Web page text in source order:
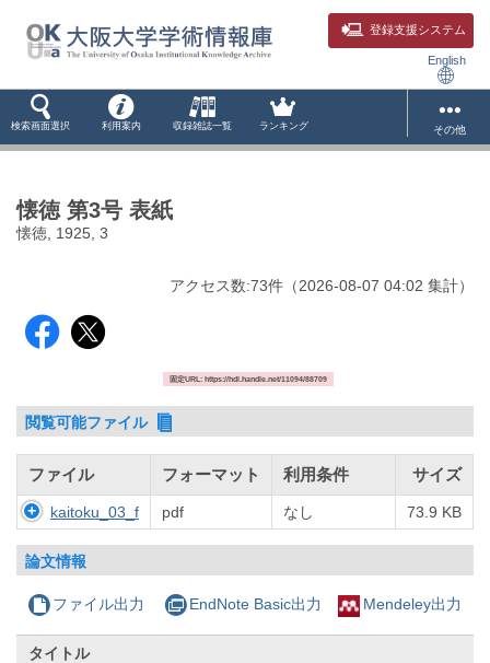
登録支援システム
English
検索画面選択 利用案内 収録雑誌一覧 ランキング その他
懐徳 第3号 表紙
懐徳, 1925, 3
アクセス数:73件 （2026-08-07 04:02 集計）
固定URL: https://hdl.handle.net/11094/88709
閲覧可能ファイル
ファイル フォーマット 利用条件 サイズ
kaitoku_03_f pdf なし 73.9 KB
論文情報
ファイル出力 EndNote Basic出力 Mendeley出力
タイトル